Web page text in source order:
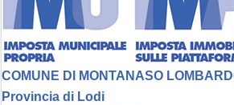
COMUNE DI MONTANASO
Provincia di Lodi